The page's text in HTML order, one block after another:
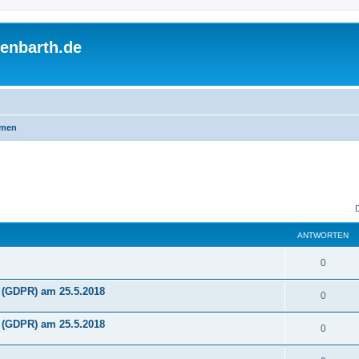
ANTWORTEN
0A
n
w
o
am 25.5.2018 0A
n
am 25.5.2018 0A
n